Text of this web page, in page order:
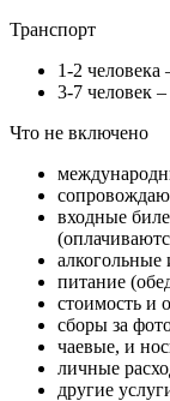
Транспорт
1-2 человека
3-7 человек
Что не включено
входные
алкогольные
питание
стоимость и
сборы за
чаевые, и
личные
другие